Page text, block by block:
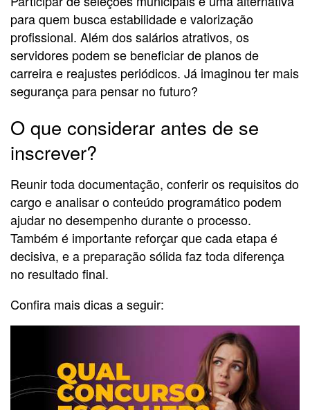
para quem busca estabilidade e valorização
profissional. Além dos salários atrativos, os
servidores podem se beneficiar de planos de
carreira e reajustes periódicos. Já imaginou ter mais
segurança para pensar no futuro?
O que considerar antes de se
inscrever?
Reunir toda documentação, conferir os requisitos do
cargo e analisar o conteúdo programático podem
ajudar no desempenho durante o processo.
Também é importante reforçar que cada etapa é
decisiva, e a preparação sólida faz toda diferença
no resultado final.
Confira mais dicas a seguir: